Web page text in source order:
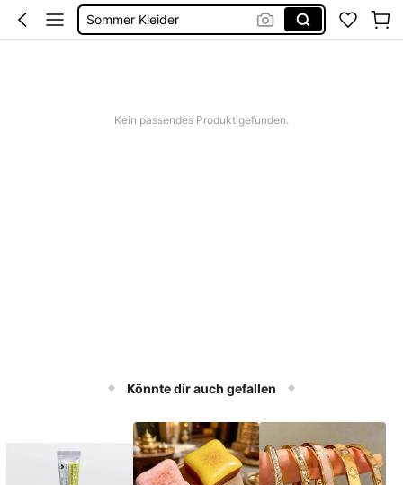
Sommer Kleider
Kein passendes Produkt gefunden.
Könnte dir auch gefallen